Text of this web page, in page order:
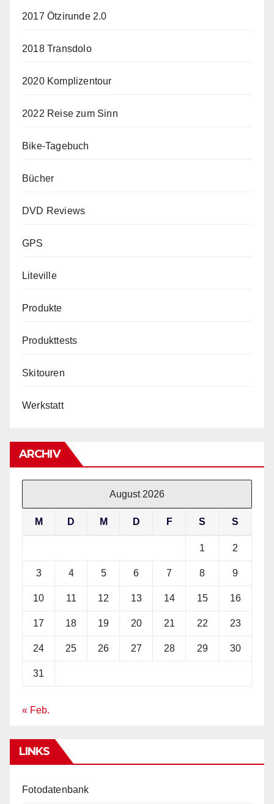
2017 Ötzirunde 2.0
2018 Transdolo
2020 Komplizentour
2022 Reise zum Sinn
Bike-Tagebuch
Bücher
DVD Reviews
GPS
Liteville
Produkte
Produkttests
Skitouren
Werkstatt
ARCHIV
August 2026
M D M D F S S
1 2
3 4 5 6 7 8 9
10 11 12 13 14 15 16
17 18 19 20 21 22 23
24 25 26 27 28 29 30
31
« Feb.
LINKS
Fotodatenbank